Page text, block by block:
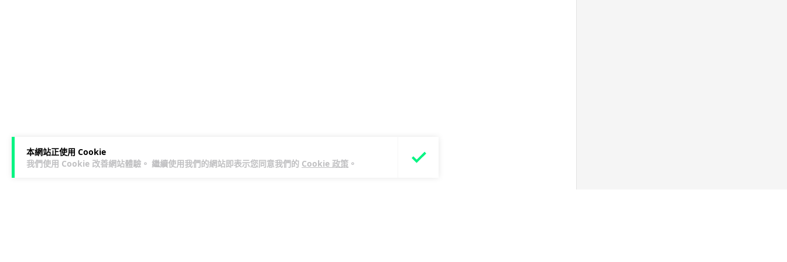
本網站正使用 Cookie
我們使用 Cookie 改善網站體驗。 繼續使用我們的網站即表示您同意我們的 Cookie 政策 。